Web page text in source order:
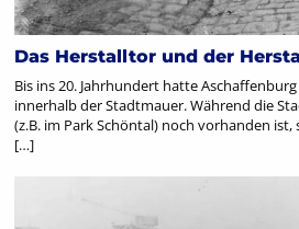
Das Herstalltor und der
Bis ins 20. Jahrhundert hatte
innerhalb der Stadtmauer. Während die
(z.B. im Park Schöntal) noch vorhanden
[…]